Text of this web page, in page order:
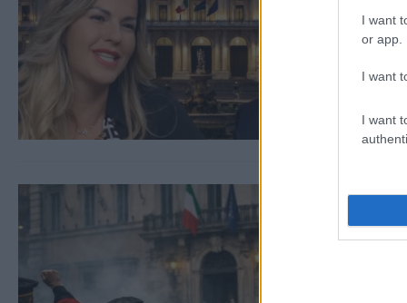
I want
or app.
I want
I want